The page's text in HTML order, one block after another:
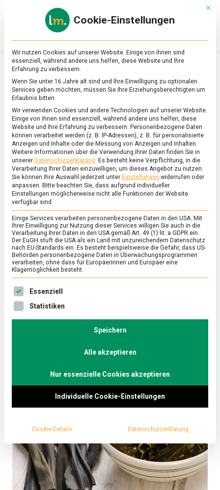
Online-
Magazin
zu
&
Ernährung
SCHLAGWORT:ALGEN
ERNÄHRUNG & GESUNDHEIT /FEATURED
Stulle auf Japanisch: Onigiri
30. April 2026 Johannes
Stulle
Klein, kompakt und handlich: Die gefüllten
Reisdreiecke, Onigiri genannt, haben die Kühlregale
Lebensmittelmagazin.de hat deren Produktion im …
Mit
Cookie-Einstellungen
Wir nutzen Cookies auf unserer Website. Einige von ihnen sind
essenziell, während andere uns helfen, diese Website und Ihre
Erfahrung zu verbessern.
Wenn Sie unter 16 Jahre alt sind und Ihre Einwilligung zu optionalen
Services geben möchten, müssen Sie Ihre Erziehungsberechtigten um
Erlaubnis bitten.
Wir verwenden Cookies und andere Technologien auf unserer Website.
Einige von ihnen sind essenziell, während andere uns helfen, diese
Website und Ihre Erfahrung zu verbessern. Personenbezogene Daten
können verarbeitet werden (z. B. IP-Adressen), z. B. für personalisierte
Anzeigen und Inhalte oder die Messung von Anzeigen und Inhalten.
Weitere Informationen über die Verwendung Ihrer Daten finden Sie in
unserer Datenschutzerklärung. Es besteht keine Verpflichtung, in die
Verarbeitung Ihrer Daten einzuwilligen, um dieses Angebot zu nutzen.
Sie können Ihre Auswahl jederzeit unter Einstellungen widerrufen oder
anpassen. Bitte beachten Sie, dass aufgrund individueller
Einstellungen möglicherweise nicht alle Funktionen der Website
verfügbar sind.
Einige Services verarbeiten personenbezogene Daten in den USA. Mit
Ihrer Einwilligung zur Nutzung dieser Services willigen Sie auch in die
Verarbeitung Ihrer Daten in den USA gemäß Art. 49 (1) lit. a GDPR ein.
Der EuGH stuft die USA als ein Land mit unzureichendem Datenschutz
nach EU-Standards ein. Es besteht beispielsweise die Gefahr, dass US-
Behörden personenbezogene Daten in Überwachungsprogrammen
verarbeiten, ohne dass für Europäerinnen und Europäer eine
Klagemöglichkeit besteht.
Es folgt eine Liste der Service-Gruppen, für die eine
Essenziell
Statistiken
Speichern
Alle akzeptieren
Nur essenzielle Cookies akzeptieren
Individuelle Cookie-Einstellungen
Cookie-Details Datenschutzerklärung